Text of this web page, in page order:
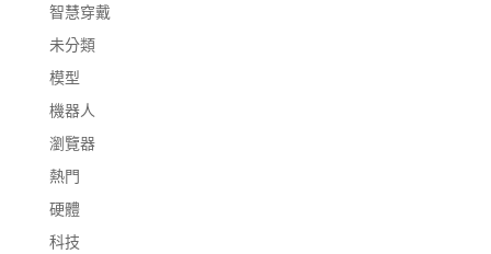
智慧穿戴
未分類
模型
機器人
瀏覽器
熱門
硬體
科技